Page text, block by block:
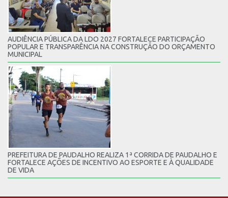
AUDIÊNCIA PÚBLICA DA LDO 2027 FORTALECE PARTICIPAÇÃO
POPULAR E TRANSPARÊNCIA NA CONSTRUÇÃO DO ORÇAMENTO
MUNICIPAL
PREFEITURA DE PAUDALHO REALIZA 1ª CORRIDA DE PAUDALHO E
FORTALECE AÇÕES DE INCENTIVO AO ESPORTE E À QUALIDADE
DE VIDA